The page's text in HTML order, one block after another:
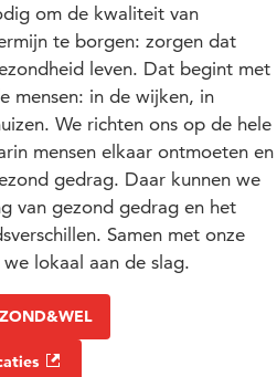
om de kwaliteit van
te borgen: zorgen dat
leven. Dat begint met
mensen: in de wijken, in
We richten ons op de hele
mensen elkaar ontmoeten en
gedrag. Daar kunnen we
van gezond gedrag en het
Samen met onze
lokaal aan de slag.